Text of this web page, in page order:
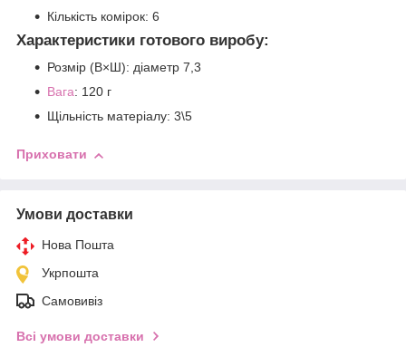
Кількість комірок: 6
Характеристики готового виробу:
Розмір (В×Ш): діаметр 7,3
Вага: 120 г
Щільність матеріалу: 3\5
Приховати
Умови доставки
Нова Пошта
Укрпошта
Самовивіз
Всі умови доставки